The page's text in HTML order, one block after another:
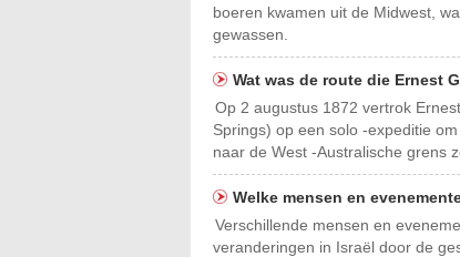
boeren kwamen uit de Midwest,
gewassen.
Wat was de route die Ernest
Op 2 augustus 1872 vertrok
Springs) op een solo -expeditie
naar de West -Australische grens
Welke mensen en
Verschillende mensen en
veranderingen in Israël door de